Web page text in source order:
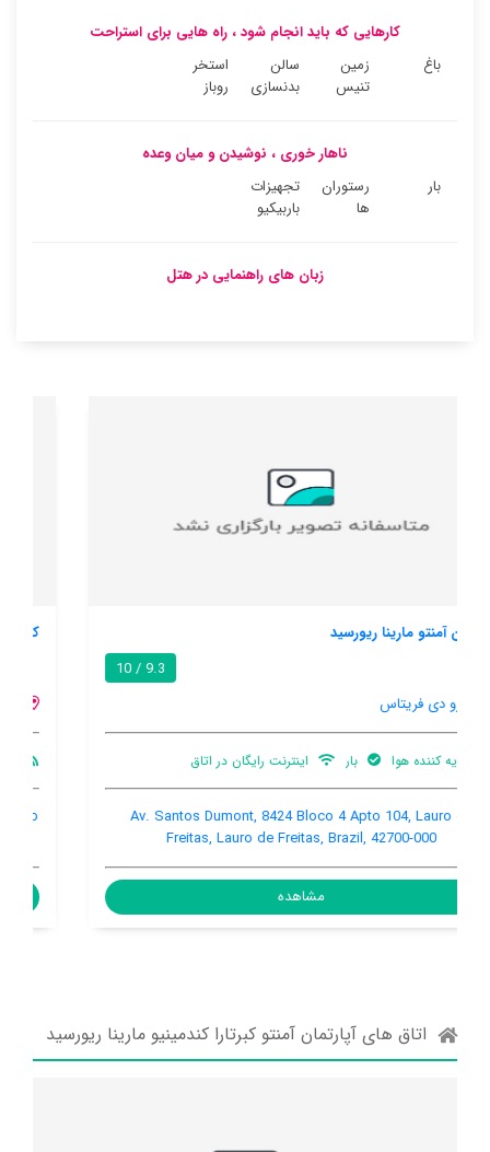
کارهایی که باید انجام شود ، راه هایی برای استراحت
باغ
زمین
تنیس
سالن
بدنسازی
استخر
روباز
ناهار خوری ، نوشیدن و میان وعده
بار
رستوران
ها
تجهیزات
باربیکیو
زبان های راهنمایی در هتل
کازا ویلاس دو آتلانتیکو
لآرو دی فریتاس
تهویه کننده هوا بالکن استخر خصوصی
Rua Praia de Parati Quadra 11 Lote 4, Lauro de Freitas, Lauro
de Freitas, Brazil, 42700-000
اتاق های آپارتمان آمنتو کبرتارا کندمینیو مارینا ریورسید